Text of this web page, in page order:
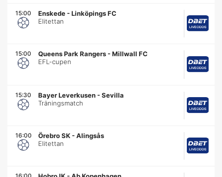
15:00 Enskede -Linköpings FC
Elitettan
15:00 Queens Park Rangers -Millwall FC
EFL-cupen
15:30 Bayer Leverkusen -Sevilla
Träningsmatch
16:00 Örebro SK -Alingsås
Elitettan